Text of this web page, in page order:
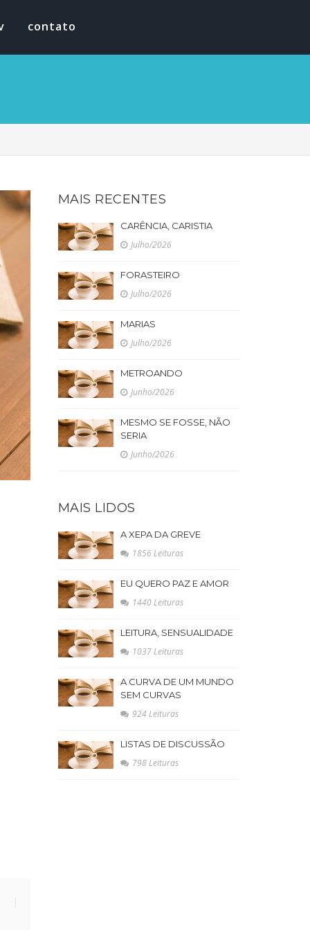
contato
MAIS RECENTES
CARÊNCIA, CARISTIA
Julho/2026
FORASTEIRO
Julho/2026
MARIAS
Julho/2026
METROANDO
Junho/2026
MESMO SE FOSSE, NÃO
SERIA
Junho/2026
MAIS LIDOS
A XEPA DA GREVE
1856 Leituras
EU QUERO PAZ E AMOR
1440 Leituras
LEITURA, SENSUALIDADE
1037 Leituras
A CURVA DE UM MUNDO
SEM CURVAS
924 Leituras
LISTAS DE DISCUSSÃO
798 Leituras